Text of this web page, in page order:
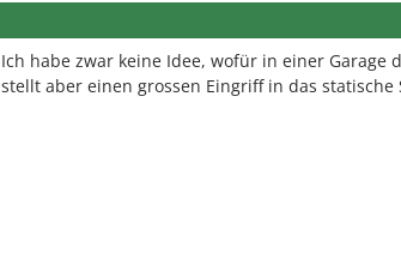
Ich habe zwar keine Idee, wofür in einer Garage
stellt aber einen grossen Eingriff in das